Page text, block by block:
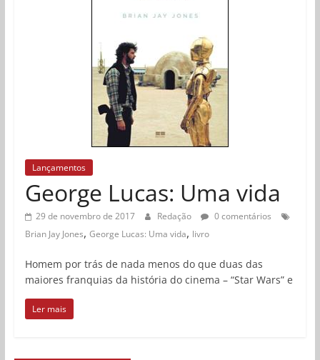
Lançamentos
George Lucas: Uma vida
29 de novembro de 2017 Redação
0 comentários
Brian Jay Jones, George Lucas: Uma vida, livro
Homem por trás de nada menos do que duas das
maiores franquias da história do cinema – “Star Wars” e
Ler mais